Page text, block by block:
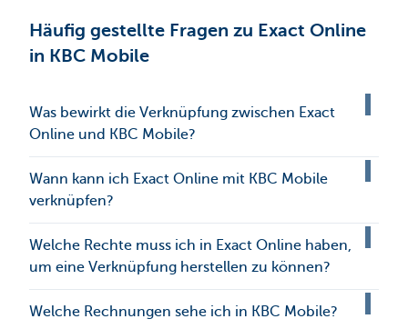
Häufig gestellte Fragen zu Exact Online
in KBC Mobile
Was bewirkt die Verknüpfung zwischen Exact
Online und KBC Mobile?
Wann kann ich Exact Online mit KBC Mobile
verknüpfen?
Welche Rechte muss ich in Exact Online haben,
um eine Verknüpfung herstellen zu können?
Welche Rechnungen sehe ich in KBC Mobile?